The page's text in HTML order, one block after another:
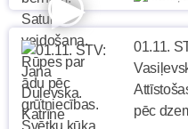
01.11.
pēc